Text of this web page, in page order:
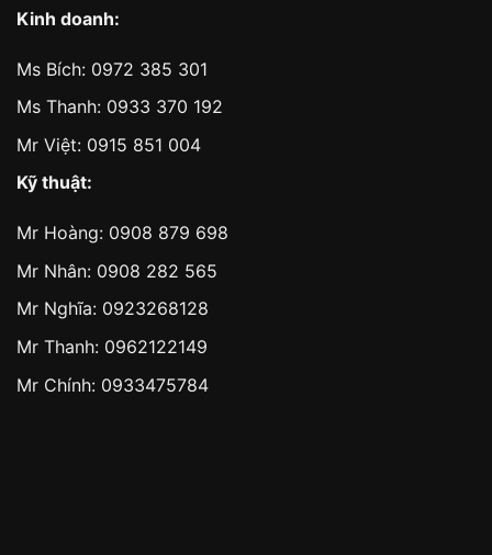
Kinh doanh:
Ms Bích: 0972 385 301
Ms Thanh: 0933 370 192
Mr Việt: 0915 851 004
Kỹ thuật:
Mr Hoàng: 0908 879 698
Mr Nhân: 0908 282 565
Mr Nghĩa: 0923268128
Mr Thanh: 0962122149
Mr Chính: 0933475784